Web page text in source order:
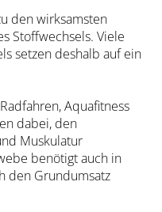
den wirksamsten
Stoffwechsels. Viele
setzen deshalb auf ein
Aquafitness
dabei, den
Muskulatur
benötigt auch in
den Grundumsatz